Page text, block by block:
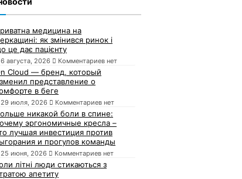
медицина на
як змінився ринок і
це дає пацієнту
6 августа, 2026 Комментариев нет
Cloud — бренд, который
представление о
в беге
29 июля, 2026 Комментариев нет
никакой боли в спине:
эргономичные кресла –
лучшая инвестиция против
и прогулов команды
25 июня, 2026 Комментариев нет
літні люди стикаються з
апетиту